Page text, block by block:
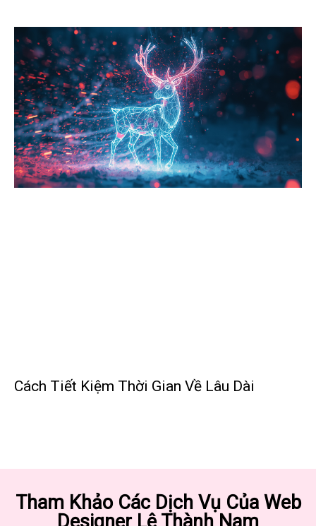
Cách Tiết Kiệm Thời Gian Về Lâu Dài
Tham Khảo Các Dịch Vụ Của Web